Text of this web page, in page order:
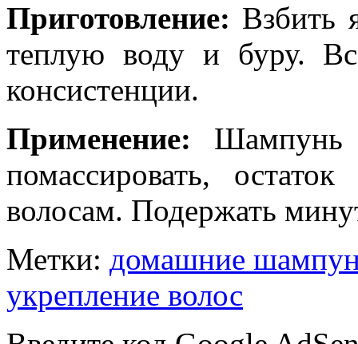
Приготовление: Взбить
теплую воду и буру.
консистенции.
Применение: Шампунь
помассировать,
волосам. Подержать
Метки: домашние
укрепление волос